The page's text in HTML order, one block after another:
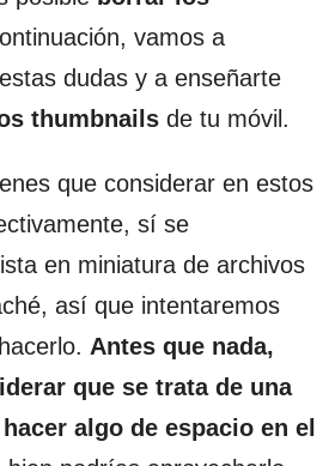
vamos a
dudas y a enseñarte
thumbnails de tu móvil.
que considerar en estos
sí se
en miniatura de archivos
así que intentaremos
Antes que nada,
que se trata de una
algo de espacio en el